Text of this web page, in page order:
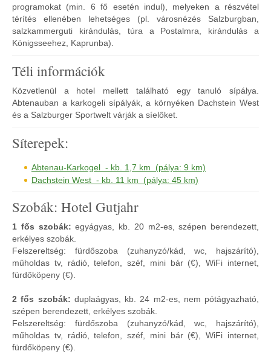
programokat (min. 6 fő esetén indul), melyeken a részvétel
térítés ellenében lehetséges (pl. városnézés Salzburgban,
salzkammerguti kirándulás, túra a Postalmra, kirándulás a
Königsseehez, Kaprunba).
Téli információk
Közvetlenül a hotel mellett található egy tanuló sípálya.
Abtenauban a karkogeli sípályák, a környéken Dachstein West
és a Salzburger Sportwelt várják a síelőket.
Síterepek:
Abtenau-Karkogel - kb. 1,7 km (pálya: 9 km)
Dachstein West - kb. 11 km (pálya: 45 km)
Szobák: Hotel Gutjahr
1 fős szobák:egyágyas, kb. 20 m2-es, szépen berendezett,
erkélyes szobák.
Felszereltség: fürdőszoba (zuhanyzó/kád, wc, hajszárító),
műholdas tv, rádió, telefon, széf, mini bár (€), WiFi internet,
fürdőköpeny (€).
2 fős szobák: duplaágyas, kb. 24 m2-es, nem pótágyazható,
szépen berendezett, erkélyes szobák.
Felszereltség: fürdőszoba (zuhanyzó/kád, wc, hajszárító),
műholdas tv, rádió, telefon, széf, mini bár (€), WiFi internet,
fürdőköpeny (€).